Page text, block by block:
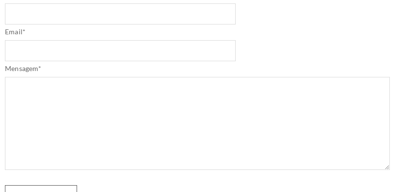
Email*